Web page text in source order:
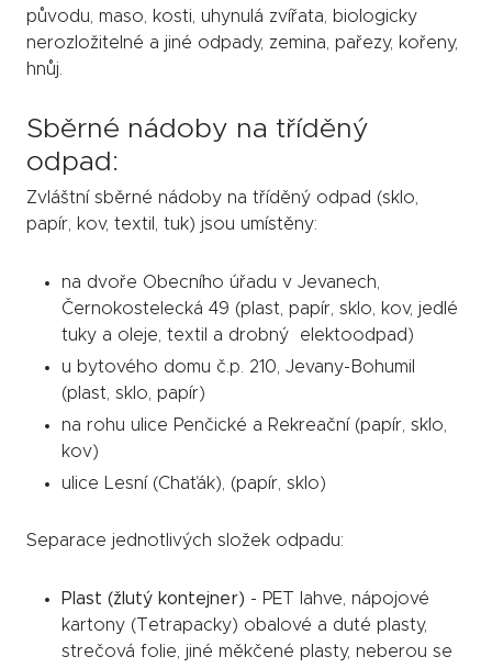
původu, maso, kosti, uhynulá zvířata, biologicky
nerozložitelné a jiné odpady, zemina, pařezy, kořeny,
hnůj.
Sběrné nádoby na tříděný
odpad:
Zvláštní sběrné nádoby na tříděný odpad (sklo,
papír, kov, textil, tuk) jsou umístěny:
na dvoře Obecního úřadu v Jevanech,
Černokostelecká 49 (plast, papír, sklo, kov, jedlé
tuky a oleje, textil a drobný elektoodpad)
u bytového domu č.p. 210, Jevany-Bohumil
(plast, sklo, papír)
na rohu ulice Penčické a Rekreační (papír, sklo,
kov)
ulice Lesní (Chaťák), (papír, sklo)
Separace jednotlivých složek odpadu:
Plast (žlutý kontejner) - PET lahve, nápojové
kartony (Tetrapacky) obalové a duté plasty,
strečová folie, jiné měkčené plasty, neberou se